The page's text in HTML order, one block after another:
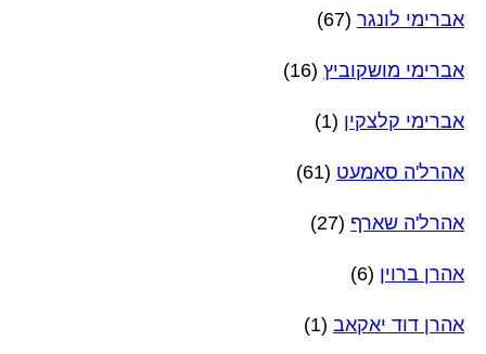
אברימי לונגר (67)
אברימי מושקוביץ (16)
אברימי קלצקין (1)
אהרל'ה סאמעט (61)
אהרל'ה שארף (27)
אהרן ברוין (6)
אהרן דוד יאקאב (1)